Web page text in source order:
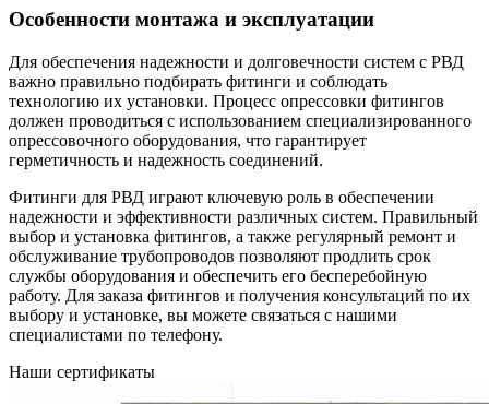
Особенности монтажа и эксплуатации
Для обеспечения надежности и долговечности систем с РВД
важно правильно подбирать фитинги и соблюдать
технологию их установки. Процесс опрессовки фитингов
должен проводиться с использованием специализированного
опрессовочного оборудования, что гарантирует
герметичность и надежность соединений.
Фитинги для РВД играют ключевую роль в обеспечении
надежности и эффективности различных систем. Правильный
выбор и установка фитингов, а также регулярный ремонт и
обслуживание трубопроводов позволяют продлить срок
службы оборудования и обеспечить его бесперебойную
работу. Для заказа фитингов и получения консультаций по их
выбору и установке, вы можете связаться с нашими
специалистами по телефону.
Наши сертификаты